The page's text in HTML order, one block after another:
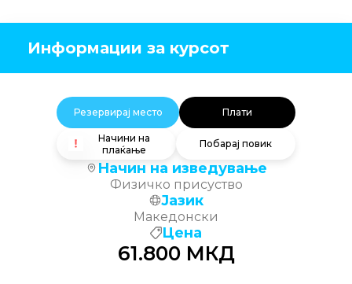
Информации за курсот
Резервирај место Плати
Начини на
плаќање
Побарај повик
Начин на изведување
Физичко присуство
Јазик
Македонски
Цена
61.800МКД